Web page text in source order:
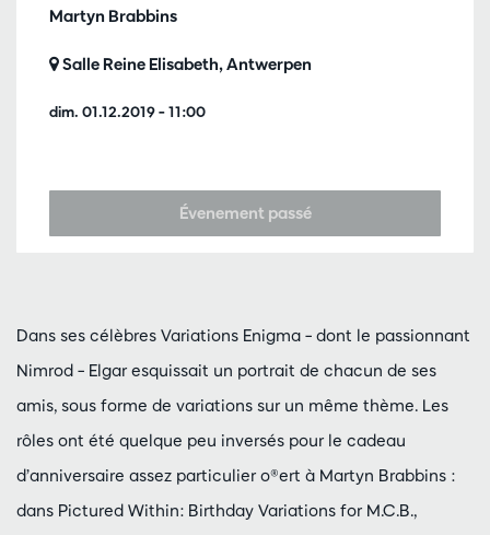
Martyn Brabbins
dim. 01.12.2019– 11:00
Salle Reine Elisabeth, Antwerpen
Évenement passé
Dans ses célèbres Variations Enigma – dont le passionnant
Nimrod – Elgar esquissait un portrait de chacun de ses
amis, sous forme de variations sur un même thème. Les
rôles ont été quelque peu inversés pour le cadeau
d’anniversaire assez particulier o®ert à Martyn Brabbins :
dans Pictured Within: Birthday Variations for M.C.B.,